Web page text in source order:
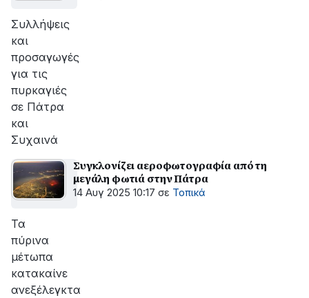
Συλλήψεις
και
προσαγωγές
για τις
πυρκαγιές
σε Πάτρα
και
Συχαινά
Συγκλονίζει αεροφωτογραφία από τη
μεγάλη φωτιά στην Πάτρα
14 Αυγ 2025 10:17 σε Τοπικά
Τα
πύρινα
μέτωπα
κατακαίνε
ανεξέλεγκτα